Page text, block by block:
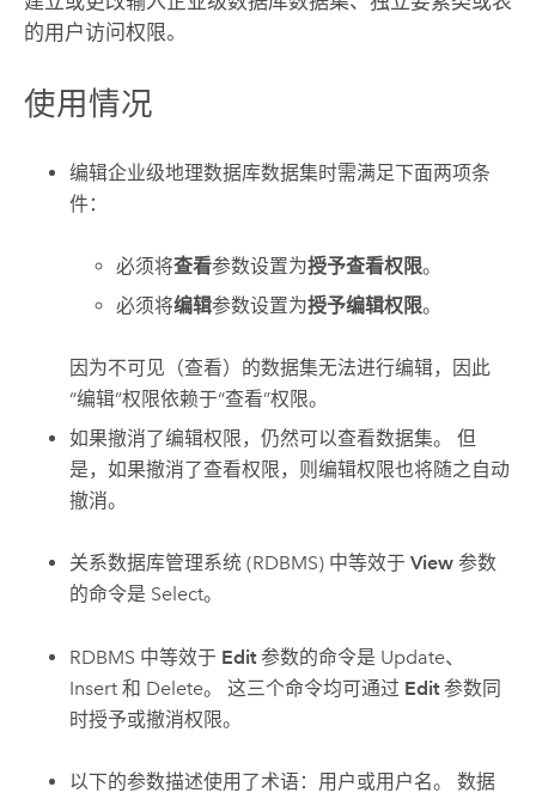
的用户访问权限。
使用情况
编辑企业级地理数据库数据集时需满足下面两项条
件：
必须将查看参数设置为授予查看权限。
必须将编辑参数设置为授予编辑权限。
因为不可见（查看）的数据集无法进行编辑，因此
“编辑”权限依赖于“查看”权限。
如果撤消了编辑权限，仍然可以查看数据集。 但
是，如果撤消了查看权限，则编辑权限也将随之自动
撤消。
关系数据库管理系统 (RDBMS) 中等效于View 参数
的命令是 Select。
RDBMS 中等效于 Edit参数的命令是 Update、
Insert 和 Delete。 这三个命令均可通过 Edit参数同
时授予或撤消权限。
以下的参数描述使用了术语：用户或用户名。 数据